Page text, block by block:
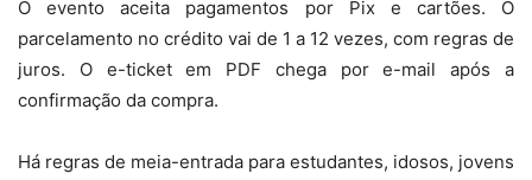
O evento aceita pagamentos por Pix e cartões. O
parcelamento no crédito vai de 1 a 12 vezes, com regras de
juros. O e-ticket em PDF chega por e-mail após a
confirmação da compra.
Há regras de meia-entrada para estudantes, idosos, jovens